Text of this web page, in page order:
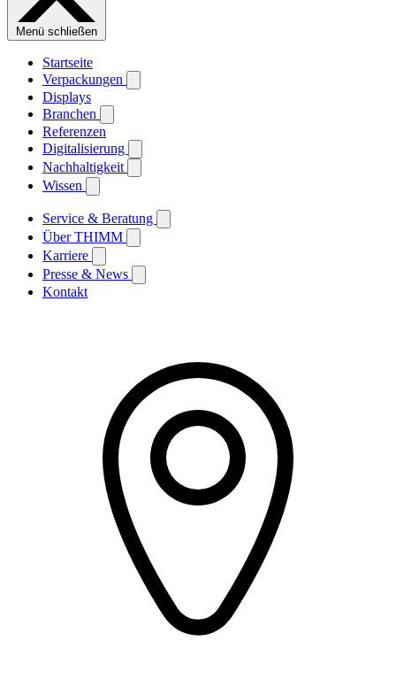
Menü schließen
Startseite
Verpackungen
Displays
Branchen
Referenzen
Digitalisierung
Nachhaltigkeit
Wissen
Service & Beratung
Über THIMM
Karriere
Presse & News
Kontakt